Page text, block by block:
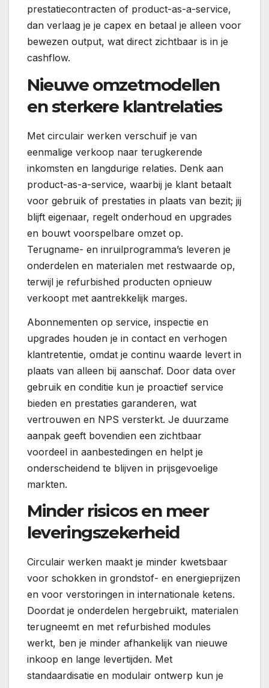
prestatiecontracten of product-as-a-service,
dan verlaag je je capex en betaal je alleen voor
bewezen output, wat direct zichtbaar is in je
cashflow.
Nieuwe omzetmodellen
en sterkere klantrelaties
Met circulair werken verschuif je van
eenmalige verkoop naar terugkerende
inkomsten en langdurige relaties. Denk aan
product-as-a-service, waarbij je klant betaalt
voor gebruik of prestaties in plaats van bezit; jij
blijft eigenaar, regelt onderhoud en upgrades
en bouwt voorspelbare omzet op.
Terugname- en inruilprogramma’s leveren je
onderdelen en materialen met restwaarde op,
terwijl je refurbished producten opnieuw
verkoopt met aantrekkelijk marges.
Abonnementen op service, inspectie en
upgrades houden je in contact en verhogen
klantretentie, omdat je continu waarde levert in
plaats van alleen bij aanschaf. Door data over
gebruik en conditie kun je proactief service
bieden en prestaties garanderen, wat
vertrouwen en NPS versterkt. Je duurzame
aanpak geeft bovendien een zichtbaar
voordeel in aanbestedingen en helpt je
onderscheidend te blijven in prijsgevoelige
markten.
Minder risicos en meer
leveringszekerheid
Circulair werken maakt je minder kwetsbaar
voor schokken in grondstof- en energieprijzen
en voor verstoringen in internationale ketens.
Doordat je onderdelen hergebruikt, materialen
terugneemt en met refurbished modules
werkt, ben je minder afhankelijk van nieuwe
inkoop en lange levertijden. Met
standaardisatie en modulair ontwerp kun je